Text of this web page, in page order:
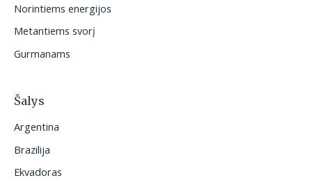
:
Norintiems energijos
Metantiems svorį
Gurmanams
Šalys
Argentina
Brazilija
Ekvadoras